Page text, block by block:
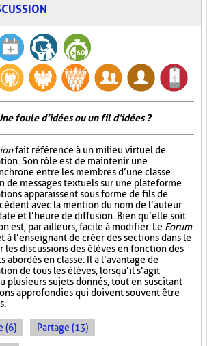
foule d’idées ou un fil d’idées ?
fait référence à un milieu virtuel de
Son rôle est de maintenir une
entre les membres d’une classe
de messages textuels sur une plateforme
apparaissent sous forme de fils de
avec la mention du nom de l’auteur
et l’heure de diffusion. Bien qu’elle soit
est, par ailleurs, facile à modifier. Le Forum
à l’enseignant de créer des sections dans le
les discussions des élèves en fonction des
abordés en classe. Il a l’avantage de
de tous les élèves, lorsqu’il s’agit
plusieurs sujets donnés, tout en suscitant
approfondies qui doivent souvent être
(6) Partage (13)